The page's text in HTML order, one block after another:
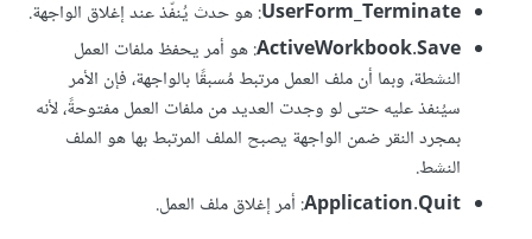
UserForm_Terminate: هو حدث يُنفّذ عند إغلاق الواجهة.
ActiveWorkbook.Save: هو أمر يحفظ ملفات العمل
النشطة، وبما أن ملف العمل مرتبط مُسبقًا بالواجهة، فإن الأمر
سيُنفذ عليه حتى لو وجدت العديد من ملفات العمل مفتوحةً، لأنه
بمجرد النقر ضمن الواجهة يصبح الملف المرتبط بها هو الملف
النشط.
Application.Quit: أمر إغلاق ملف العمل.